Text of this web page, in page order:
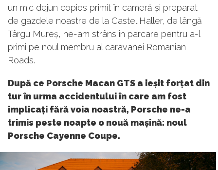
un mic dejun copios primit în cameră și preparat
de gazdele noastre de la Castel Haller, de lângă
Târgu Mureș, ne-am strâns în parcare pentru a-l
primi pe noul membru al caravanei Romanian
Roads.
După ce Porsche Macan GTS a ieșit forțat din
tur în urma accidentului în care am fost
implicați fără voia noastră, Porsche ne-a
trimis peste noapte o nouă mașină: noul
Porsche Cayenne Coupe.